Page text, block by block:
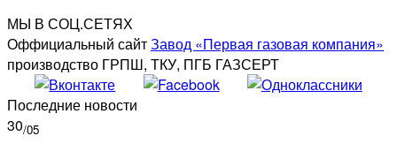
МЫ В СОЦ.СЕТЯХ
Оффициальный сайтЗавод «Первая газовая компания»
производство ГРПШ, ТКУ, ПГБ ГАЗСЕРТ
Последние новости
30/05